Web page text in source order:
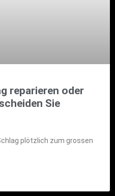
reparieren oder
Sie
plötzlich zum grossen